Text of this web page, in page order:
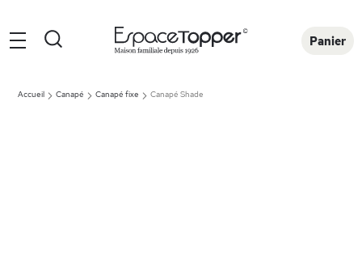
Panier
Rechercher
Accueil Canapé Canapé fixe Canapé Shade